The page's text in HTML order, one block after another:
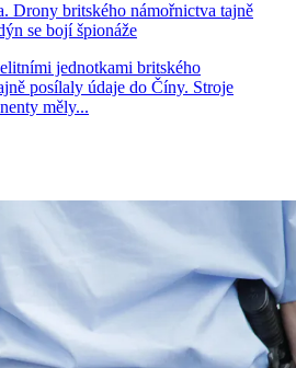
Drony britského námořnictva tajně
se bojí špionáže
jednotkami britského
posílaly údaje do Číny. Stroje
měly...